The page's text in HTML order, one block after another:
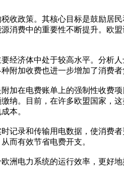
收政策。其核心目标是鼓励居
消费中的重要性不断提升。欧
经济体中处于较高水平。分析
附加收费也进一步增加了消费者
加在电费账单上的强制性收费
纳。目前，在许多欧盟国家，
本。
记录和传输用电数据，使消费
而有效节省电费开支。
洲电力系统的运行效率，更好